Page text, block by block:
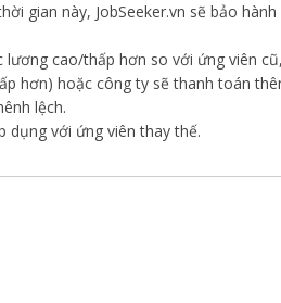
gian này, JobSeeker.vn sẽ bảo hành
cao/thấp hơn so với ứng viên cũ,
hơn) hoặc công ty sẽ thanh toán
lệch.
dụng với ứng viên thay thế.